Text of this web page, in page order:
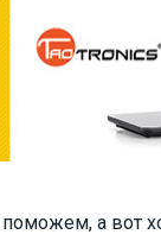
поможем, а вот